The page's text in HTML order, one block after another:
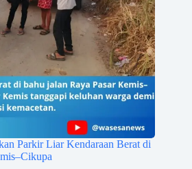
Parkir Liar Kendaraan Berat di